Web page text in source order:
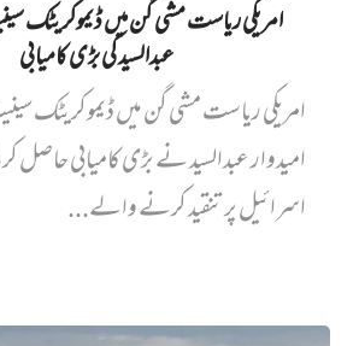
امریکی ریاست مشی گن میں ڈیموکریٹک
عبدالسید کی بڑی کامیابی
امریکی ریاست مشی گن میں ڈیموکریٹک
امیدوار عبدالسید نے بڑی کامیابی حاصل
اسرائیل پر تنقید کرنے والے...